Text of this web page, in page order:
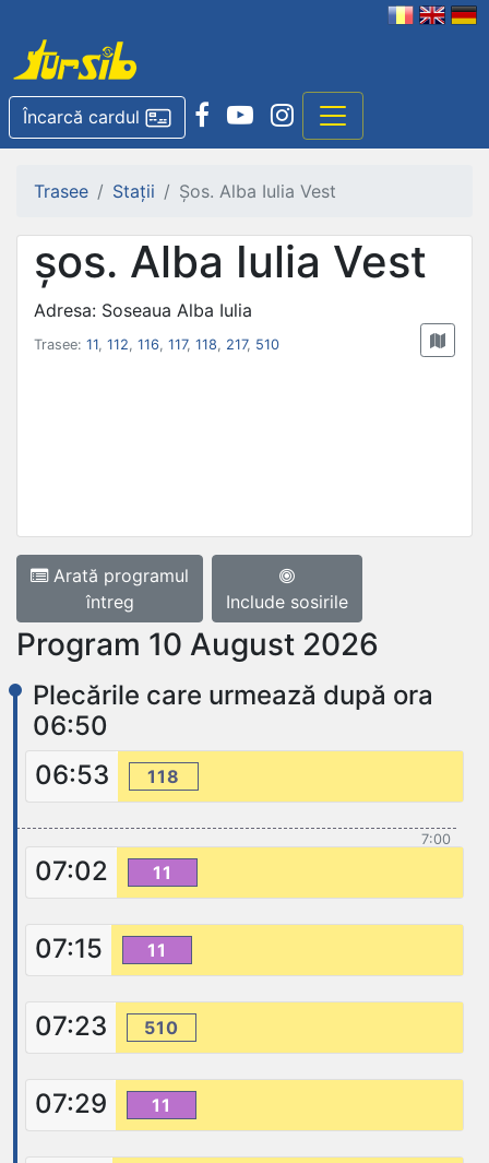
Încarcă cardul
Trasee Stații Șos. Alba Iulia Vest
șos. Alba Iulia Vest
Adresa: Soseaua Alba Iulia
Trasee: 11, 112, 116, 117, 118, 217, 510
Arată programul
întreg
Include sosirile
Program 10 August 2026
Plecările care urmează după ora
06:50
06:53
118
7:00
07:02 11
07:15 11
07:23 510
07:29 11